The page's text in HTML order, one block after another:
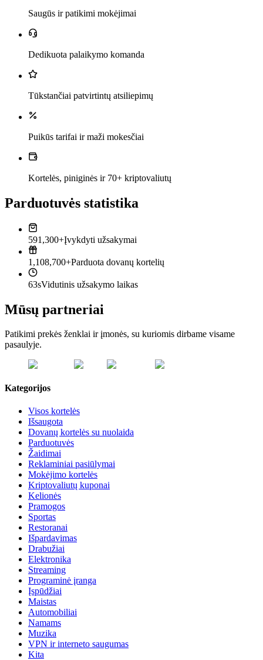
Saugūs ir patikimi mokėjimai
Dedikuota palaikymo komanda
Tūkstančiai patvirtintų atsiliepimų
Puikūs tarifai ir maži mokesčiai
Kortelės, piniginės ir 70+ kriptovaliutų
Parduotuvės statistika
591,300+Įvykdyti užsakymai
1,108,700+Parduota dovanų kortelių
63sVidutinis užsakymo laikas
Mūsų partneriai
Patikimi prekės ženklai ir įmonės, su kuriomis dirbame visame
pasaulyje.
Kategorijos
Visos kortelės
Išsaugota
Dovanų kortelės su nuolaida
Parduotuvės
Žaidimai
Reklaminiai pasiūlymai
Mokėjimo kortelės
Kriptovaliutų kuponai
Kelionės
Pramogos
Sportas
Restoranai
Išpardavimas
Drabužiai
Elektronika
Streaming
Programinė įranga
Įspūdžiai
Maistas
Automobiliai
Namams
Muzika
VPN ir interneto saugumas
Kita